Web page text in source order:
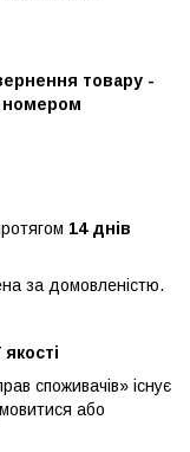
товару -
номером
14 днів
​​за домовленістю.
споживачів» існує
або